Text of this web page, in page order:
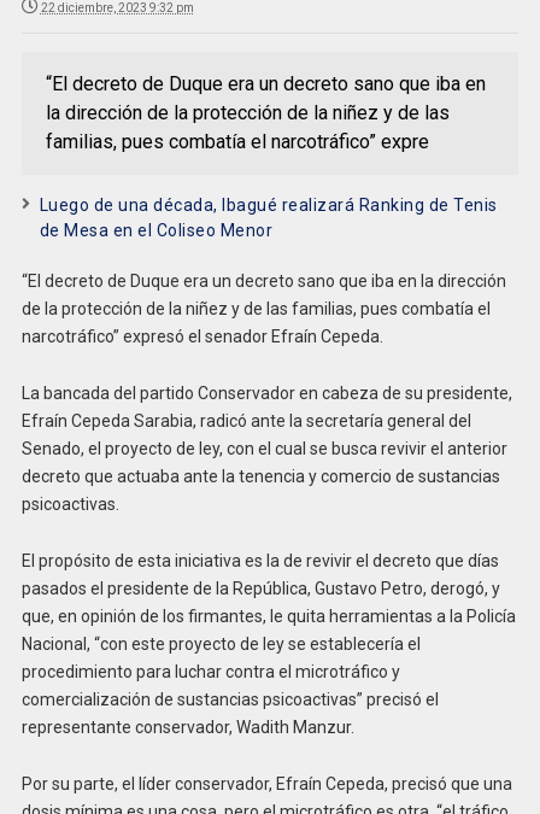
22 diciembre, 2023 9:32 pm
“El decreto de Duque era un decreto sano que iba en
la dirección de la protección de la niñez y de las
familias, pues combatía el narcotráfico” expre
Luego de una década, Ibagué realizará Ranking de Tenis
de Mesa en el Coliseo Menor
“El decreto de Duque era un decreto sano que iba en la dirección
de la protección de la niñez y de las familias, pues combatía el
narcotráfico” expresó el senador Efraín Cepeda.
La bancada del partido Conservador en cabeza de su presidente,
Efraín Cepeda Sarabia, radicó ante la secretaría general del
Senado, el proyecto de ley, con el cual se busca revivir el anterior
decreto que actuaba ante la tenencia y comercio de sustancias
psicoactivas.
El propósito de esta iniciativa es la de revivir el decreto que días
pasados el presidente de la República, Gustavo Petro, derogó, y
que, en opinión de los firmantes, le quita herramientas a la Policía
Nacional, “con este proyecto de ley se establecería el
procedimiento para luchar contra el microtráfico y
comercialización de sustancias psicoactivas” precisó el
representante conservador, Wadith Manzur.
Por su parte, el líder conservador, Efraín Cepeda, precisó que una